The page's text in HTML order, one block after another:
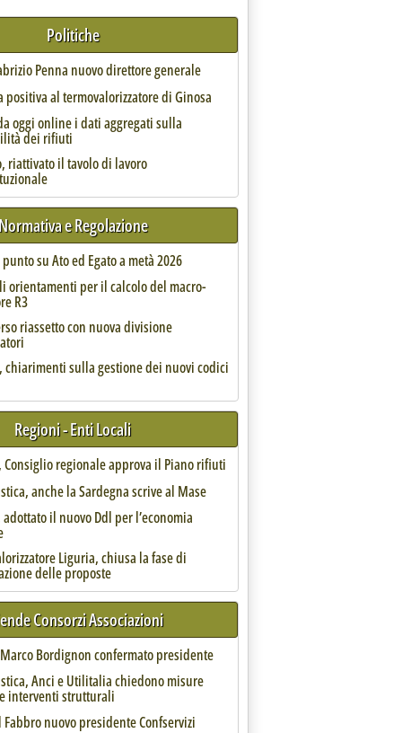
'
dedicato ai rifiuti dei prodotti del tabacco
fallimento è concreto”'
Grafica esprime soddisfazione per la versione finale del testo
18.13.
Politiche
Penna nuovo direttore generale
positiva al termovalorizzatore di Ginosa
oggi online i dati aggregati sulla
dei rifiuti
riattivato il tavolo di lavoro
Normativa e Regolazione
su Ato ed Egato a metà 2026
orientamenti per il calcolo del macro-
R3
riassetto con nuova divisione
chiarimenti sulla gestione dei nuovi codici
Regioni - Enti Locali
Consiglio regionale approva il Piano rifiuti
anche la Sardegna scrive al Mase
il nuovo Ddl per l’economia
Liguria, chiusa la fase di
delle proposte
Consorzi Associazioni
Bordignon confermato presidente
Anci e Utilitalia chiedono misure
interventi strutturali
Fabbro nuovo presidente Confservizi